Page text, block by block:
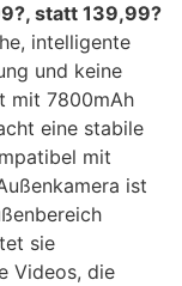
?, statt 139,99?
intelligente
und keine
mit 7800mAh
eine stabile
mit
ist
sie
Videos, die